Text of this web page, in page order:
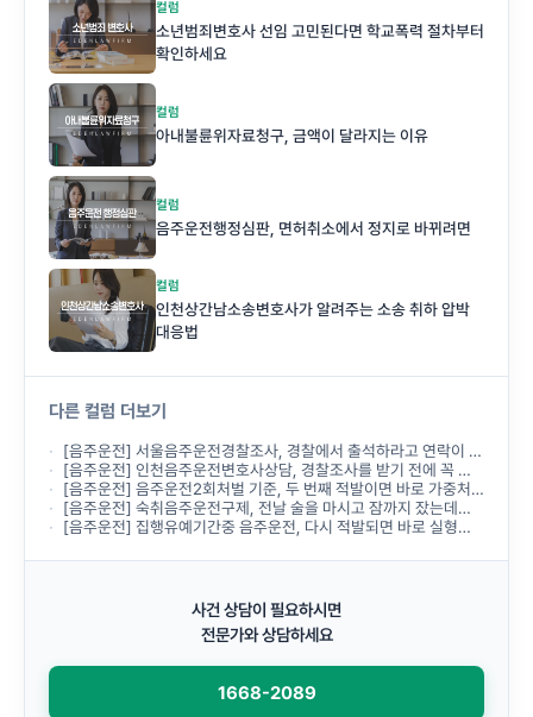
컬럼
소년범죄변호사 선임 고민된다면 학교폭력 절차부터
확인하세요
컬럼
아내불륜위자료청구, 금액이 달라지는 이유
컬럼
음주운전행정심판, 면허취소에서 정지로 바뀌려면
컬럼
인천상간남소송변호사가 알려주는 소송 취하 압박
대응법
다른 컬럼 더보기
[음주운전] 서울음주운전경찰조사, 경찰에서 출석하라고 연락이 왔는데 무엇부터 준비해야 하나요?
[음주운전] 인천음주운전변호사상담, 경찰조사를 받기 전에 꼭 받아야 하나요?
[음주운전] 음주운전2회처벌 기준, 두 번째 적발이면 바로 가중처벌되나요?
[음주운전] 숙취음주운전구제, 전날 술을 마시고 잠까지 잤는데도 음주운전으로 처벌되나요?
[음주운전] 집행유예기간중 음주운전, 다시 적발되면 바로 실형이 선고되나요?
사건 상담이 필요하시면
전문가와 상담하세요
1668-2089